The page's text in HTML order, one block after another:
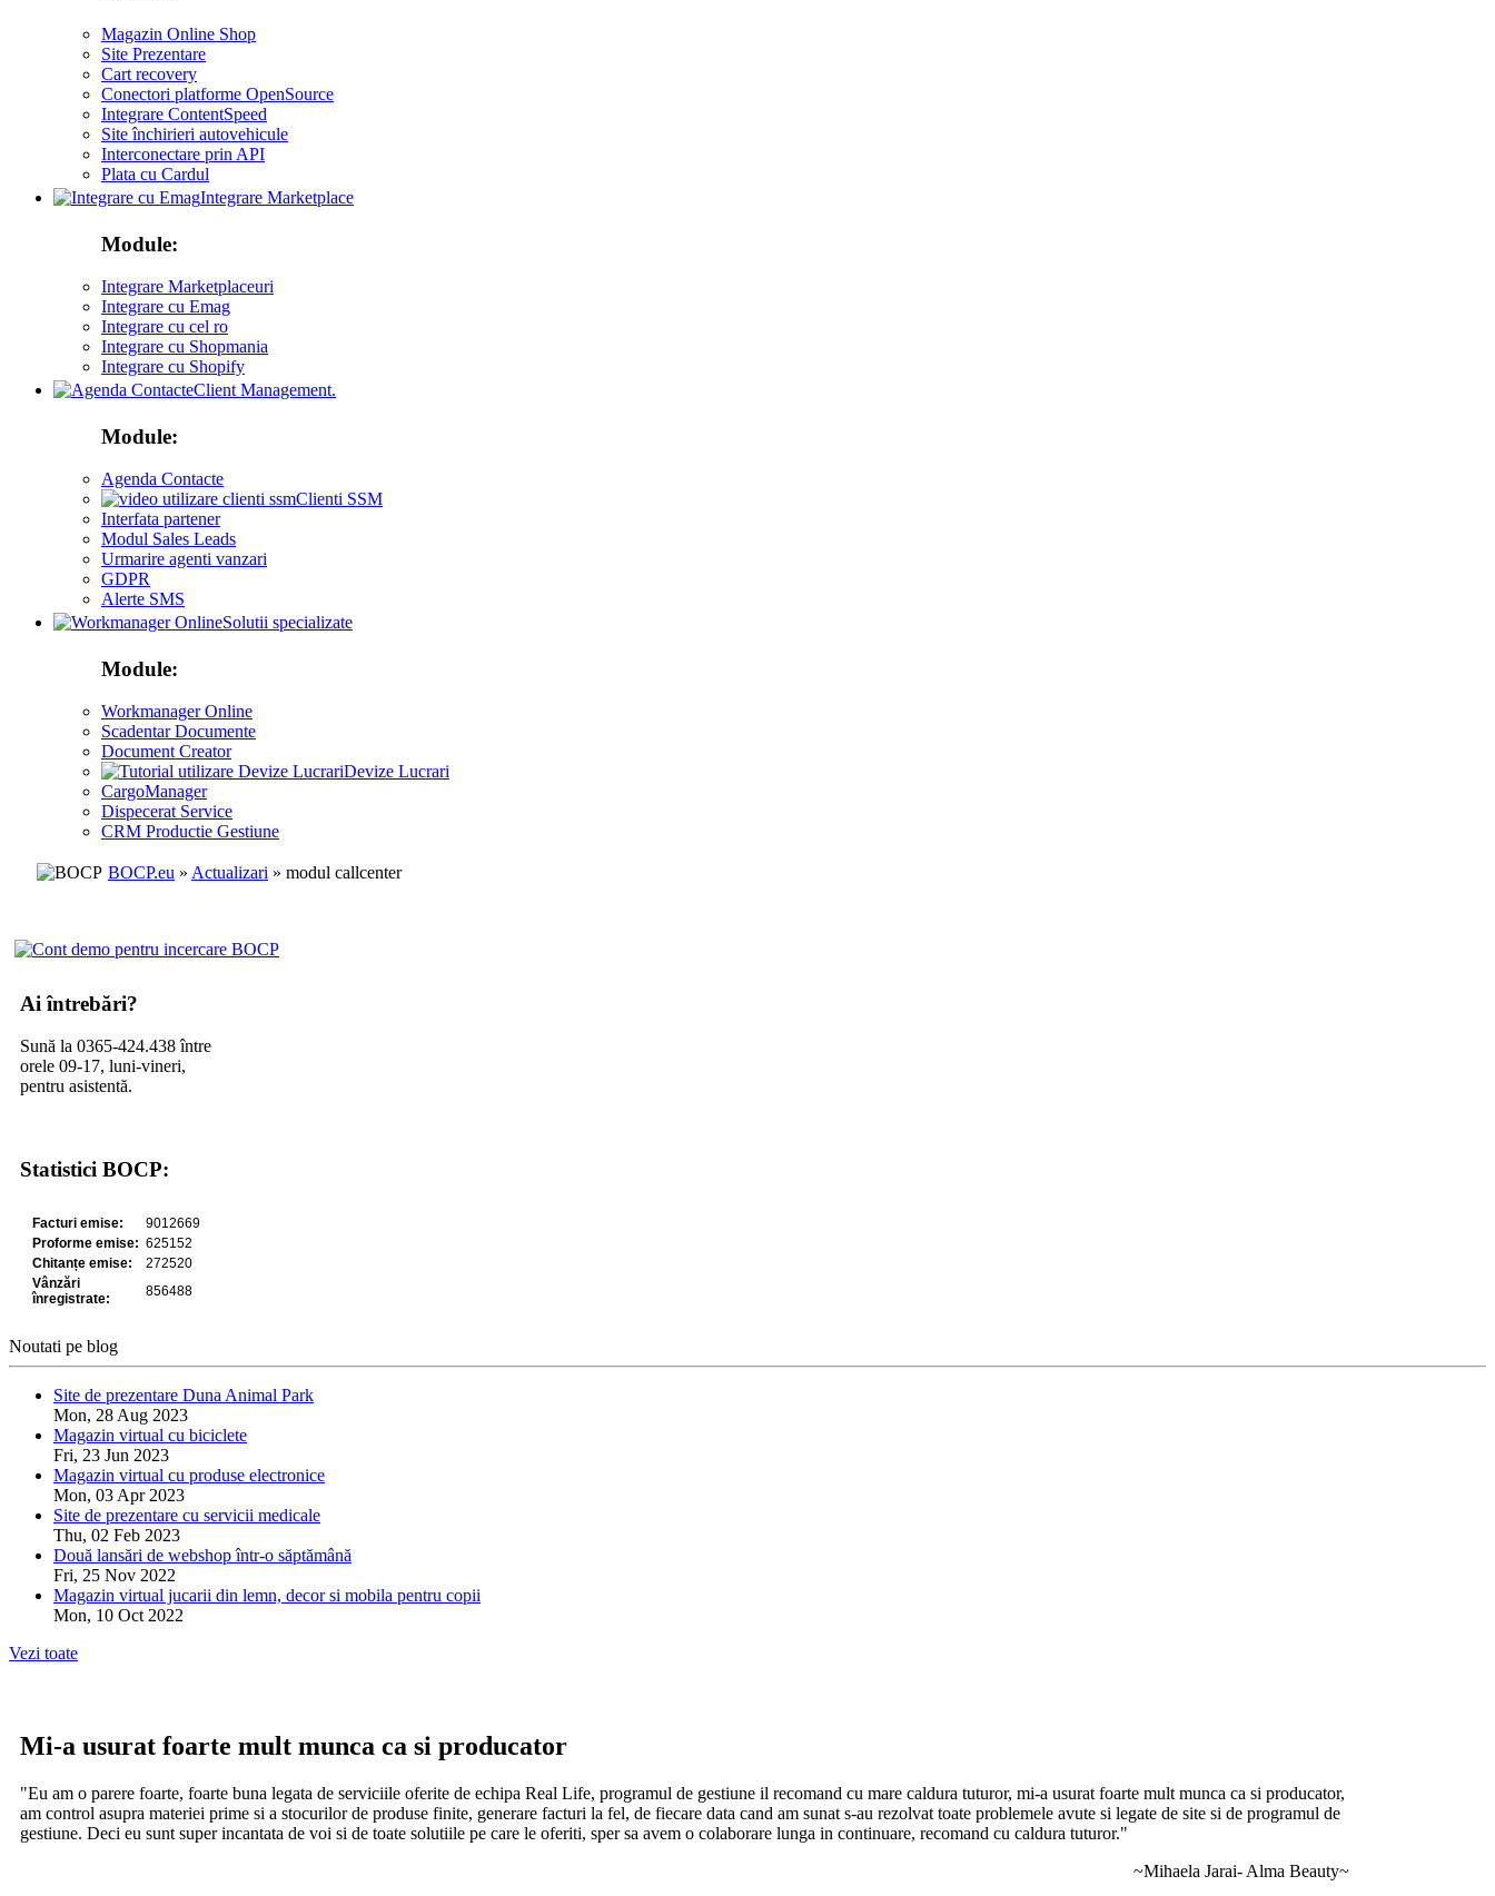
Magazin Online Shop
Site Prezentare
Cart recovery
Conectori platforme OpenSource
Integrare ContentSpeed
Site închirieri autovehicule
Interconectare prin API
Plata cu Cardul
Integrare Marketplace
Module:
Integrare Marketplaceuri
Integrare cu Emag
Integrare cu cel ro
Integrare cu Shopmania
Integrare cu Shopify
Client Management.
Module:
Agenda Contacte
Clienti SSM
Interfata partener
Modul Sales Leads
Urmarire agenti vanzari
GDPR
Alerte SMS
Solutii specializate
Module:
Workmanager Online
Scadentar Documente
Document Creator
Devize Lucrari
CargoManager
Dispecerat Service
CRM Productie Gestiune
BOCP.eu » Actualizari » modul callcenter
Ai întrebări?
Sună la 0365-424.438 între
orele 09-17, luni-vineri,
pentru asistentă.
Statistici BOCP:
Noutati pe blog
Site de prezentare Duna Animal Park
Mon, 28 Aug 2023
Magazin virtual cu biciclete
Fri, 23 Jun 2023
Magazin virtual cu produse electronice
Mon, 03 Apr 2023
Site de prezentare cu servicii medicale
Thu, 02 Feb 2023
Două lansări de webshop într-o săptămână
Fri, 25 Nov 2022
Magazin virtual jucarii din lemn, decor si mobila pentru copii
Mon, 10 Oct 2022
Vezi toate
Mi-a usurat foarte mult munca ca si producator
"Eu am o parere foarte, foarte buna legata de serviciile oferite de echipa Real Life, programul de gestiune il recomand cu mare caldura tuturor, mi-a usurat foarte mult munca ca si producator,
am control asupra materiei prime si a stocurilor de produse finite, generare facturi la fel, de fiecare data cand am sunat s-au rezolvat toate problemele avute si legate de site si de programul de
gestiune. Deci eu sunt super incantata de voi si de toate solutiile pe care le oferiti, sper sa avem o colaborare lunga in continuare, recomand cu caldura tuturor."
~Mihaela Jarai- Alma Beauty~